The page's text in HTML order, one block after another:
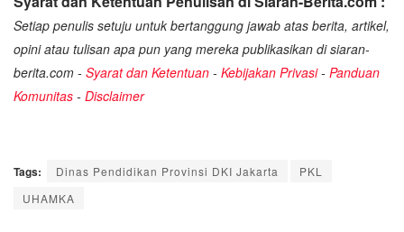
Setiap penulis setuju untuk bertanggung jawab atas berita, artikel,
opini atau tulisan apa pun yang mereka publikasikan di siaran-
berita.com - Syarat dan Ketentuan - Kebijakan Privasi- Panduan
Komunitas - Disclaimer
Tags: Dinas Pendidikan Provinsi DKI Jakarta
PKL
UHAMKA